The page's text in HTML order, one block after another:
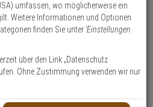
ich nach der Bestellung
umfassen, wo möglicherweise ein
Weitere Informationen und Optionen
finden Sie unter 'Einstellungen
über den Link „Datenschutz
Ohne Zustimmung verwenden wir nur